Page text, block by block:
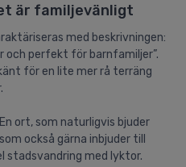
är familjevänligt
med beskrivningen:
och perfekt för barnfamiljer”.
för en lite mer rå terräng
ort, som naturligvis bjuder
också gärna inbjuder till
stadsvandring med lyktor.